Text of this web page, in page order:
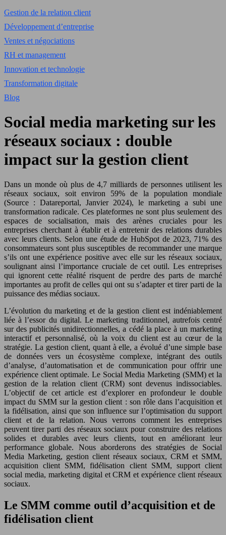
Gestion de la relation client
Développement d’entreprise
Ventes et négociations
RH et management
Innovation et technologie
Transformation digitale
Blog
Social media marketing sur les
réseaux sociaux : double
impact sur la gestion client
Dans un monde où plus de 4,7 milliards de personnes utilisent les
réseaux sociaux, soit environ 59% de la population mondiale
(Source : Datareportal, Janvier 2024), le marketing a subi une
transformation radicale. Ces plateformes ne sont plus seulement des
espaces de socialisation, mais des arènes cruciales pour les
entreprises cherchant à établir et à entretenir des relations durables
avec leurs clients. Selon une étude de HubSpot de 2023, 71% des
consommateurs sont plus susceptibles de recommander une marque
s’ils ont une expérience positive avec elle sur les réseaux sociaux,
soulignant ainsi l’importance cruciale de cet outil. Les entreprises
qui ignorent cette réalité risquent de perdre des parts de marché
importantes au profit de celles qui ont su s’adapter et tirer parti de la
puissance des médias sociaux.
L’évolution du marketing et de la gestion client est indéniablement
liée à l’essor du digital. Le marketing traditionnel, autrefois centré
sur des publicités unidirectionnelles, a cédé la place à un marketing
interactif et personnalisé, où la voix du client est au cœur de la
stratégie. La gestion client, quant à elle, a évolué d’une simple base
de données vers un écosystème complexe, intégrant des outils
d’analyse, d’automatisation et de communication pour offrir une
expérience client optimale. Le Social Media Marketing (SMM) et la
gestion de la relation client (CRM) sont devenus indissociables.
L’objectif de cet article est d’explorer en profondeur le double
impact du SMM sur la gestion client : son rôle dans l’acquisition et
la fidélisation, ainsi que son influence sur l’optimisation du support
client et de la relation. Nous verrons comment les entreprises
peuvent tirer parti des réseaux sociaux pour construire des relations
solides et durables avec leurs clients, tout en améliorant leur
performance globale. Nous aborderons des stratégies de Social
Media Marketing, gestion client réseaux sociaux, CRM et SMM,
acquisition client SMM, fidélisation client SMM, support client
social media, marketing digital et CRM et expérience client réseaux
sociaux.
Le SMM comme outil d’acquisition et de
fidélisation client